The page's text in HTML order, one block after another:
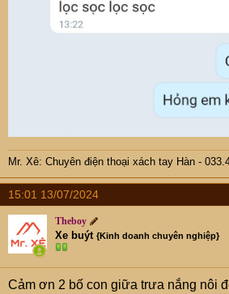
Mr. Xê: Chuyên điện thoại xách tay Hàn -
15:01 13/07/2024
Theboy
Xe buýt {Kinh doanh chuyên nghiệp}
Cảm ơn 2 bố con giữa trưa nắng nôi